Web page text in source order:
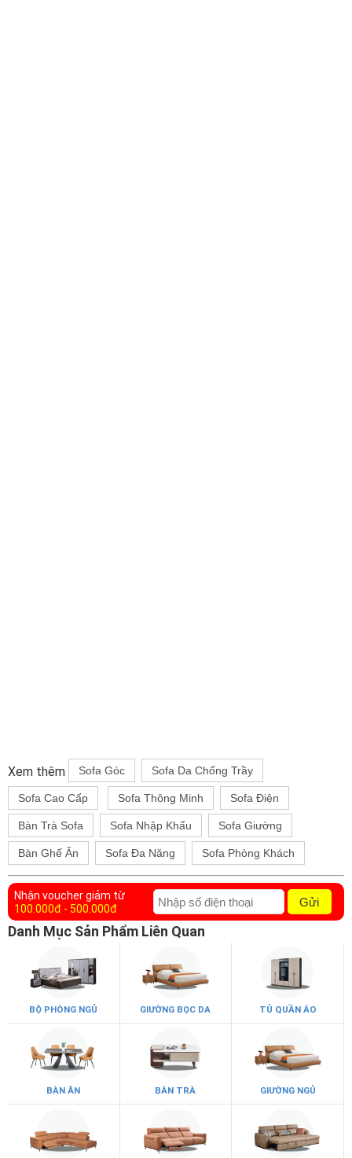
Xem thêm Sofa Góc Sofa Da Chống Trầy
Sofa Cao Cấp Sofa Thông Minh Sofa Điện
Bàn Trà Sofa Sofa Nhập Khẩu Sofa Giường
Bàn Ghế Ăn Sofa Đa Năng Sofa Phòng Khách
Nhận voucher giảm từ
100.000đ - 500.000đ
Gửi
Danh Mục Sản Phẩm Liên Quan
BỘ PHÒNG NGỦ GIƯỜNG BỌC DA TỦ QUẦN ÁO
BÀN ĂN BÀN TRÀ GIƯỜNG NGỦ